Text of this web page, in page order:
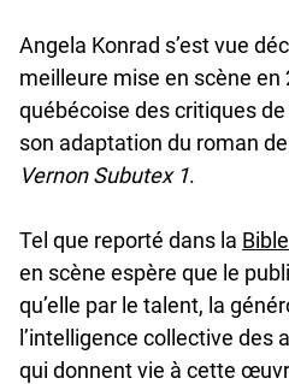
Angela Konrad s’est vue
meilleure mise en scène en
québécoise des critiques
son adaptation du roman
Vernon Subutex 1.
Tel que reporté dans la
en scène espère que le
qu’elle par le talent, la
l’intelligence collective des
qui donnent vie à cette